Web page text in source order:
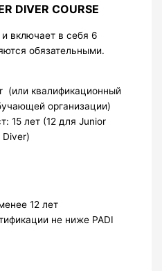
DIVER COURSE
включает в себя 6
обязательными.
(или квалификационный
организации)
15 лет (12 для Junior
Diver)
12 лет
не ниже PADI